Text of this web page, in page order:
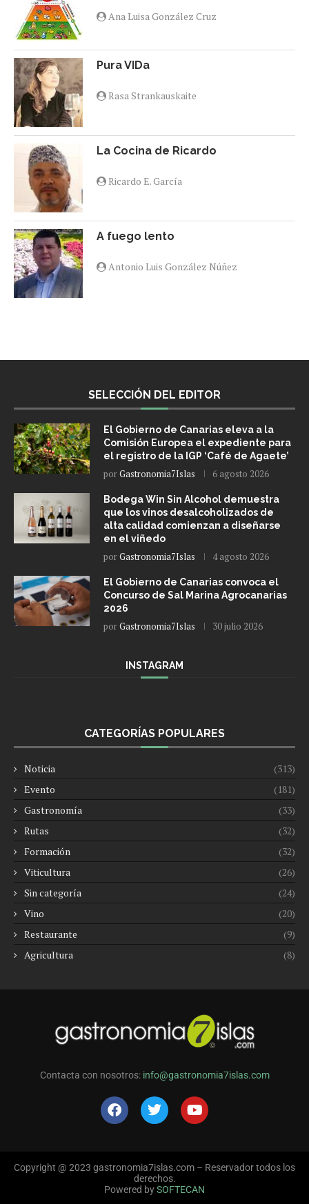
Ana Luisa González Cruz
Pura VIDa
Rasa Strankauskaite
La Cocina de Ricardo
Ricardo E. García
A fuego lento
Antonio Luis González Núñez
SELECCIÓN DEL EDITOR
El Gobierno de Canarias eleva a la
Comisión Europea el expediente para
el registro de la IGP ‘Café de Agaete’
porGastronomia7Islas 6 agosto 2026
Bodega Win Sin Alcohol demuestra
que los vinos desalcoholizados de
alta calidad comienzan a diseñarse
en el viñedo
porGastronomia7Islas 4 agosto 2026
El Gobierno de Canarias convoca el
Concurso de Sal Marina Agrocanarias
2026
porGastronomia7Islas 30 julio 2026
INSTAGRAM
CATEGORÍAS POPULARES
Noticia
(313)
Evento
(181)
Gastronomía
(33)
Rutas
(32)
Formación
(32)
Viticultura
(26)
Sin categoría
(24)
Vino
(20)
Restaurante
(9)
Agricultura
(8)
Contacta con nosotros: info@gastronomia7islas.com
Copyright @ 2023 gastronomia7islas.com – Reservador todos los
derechos.
Powered bySOFTECAN